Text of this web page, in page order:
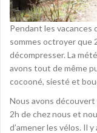
Pendant les vacances
sommes octroyer que
décompresser. La
avons tout de même
cocooné, siesté et
Nous avons
2h de chez nous et
d’amener les vélos. Il